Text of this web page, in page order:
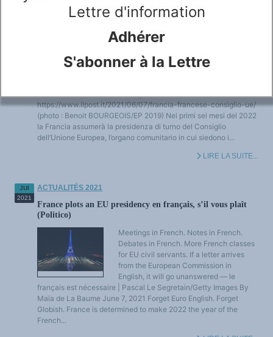
Les victoires du plurilinguisme
Chroniques et humeurs
Humour et plurilinguisme
ACTUALITÉS 2021
La Francia vorrebbe che l’Unione Europea usasse di più il
Politico racconta che userà la prossima
https://www.ilpost.it/2021/06/07/francia-francese-consiglio-ue/
(photo : Benoit BOURGEOIS/EP 2019) Nei primi sei mesi del 2022
la Francia assumerà la presidenza di turno del Consiglio
dell’Unione Europea, l’organo comunitario in cui siedono i...
LIRE LA SUITE...
JUI
2021
ACTUALITÉS 2021
France plots an EU presidency en français, s’il vous plaît
(Politico)
Meetings in French. Notes in French.
Debates in French. More French classes
for EU civil servants. If a letter arrives
from the European Commission in
English, it will go unanswered — le
français est nécessaire | Pascal Le Segretain/Getty Images By
Maïa de La Baume June 7, 2021 Forget Euro English. Forget
Globish. France is determined to make 2022 the year of the
French...
Lettre d'information
Adhérer
S'abonner à la Lettre